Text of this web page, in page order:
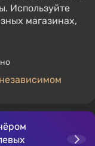
Используйте
магазинах,